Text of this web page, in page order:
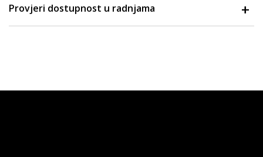
Provjeri dostupnost u radnjama